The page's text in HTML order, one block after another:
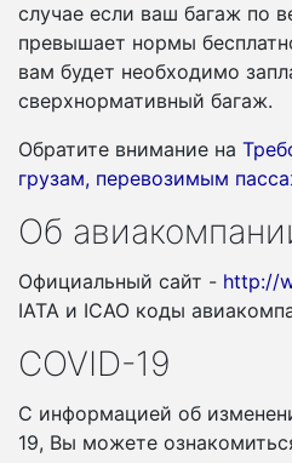
случае если ваш багаж по
превышает нормы
вам будет необходимо
сверхнормативный багаж.
Обратите внимание на
грузам, перевозимым
Об
Официальный сайт - http://
IATA и ICAO коды
COVID-19
С информацией об
19, Вы можете